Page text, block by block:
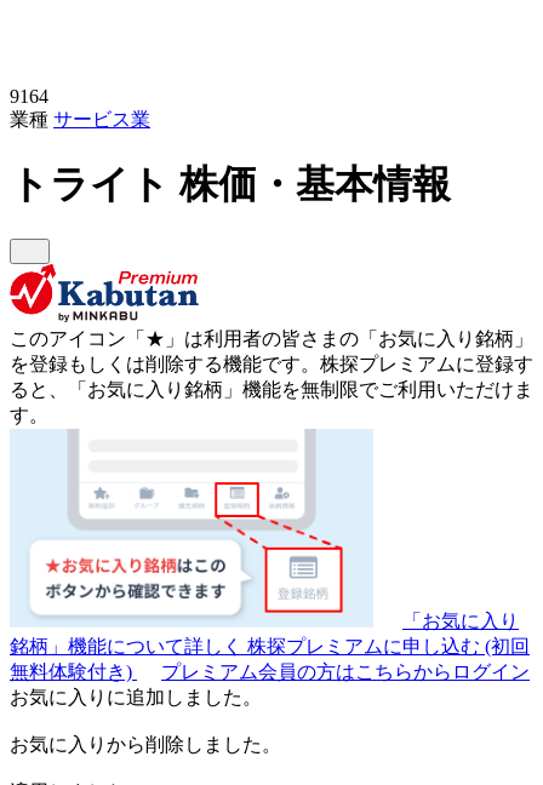
9164
業種 サービス業
トライト株価・基本情報
このアイコン 「★」 は利用者の皆さまの 「お気に入り銘柄」
を登録もしくは削除する機能です。 株探プレミアムに登録す
ると、「お気に入り銘柄」機能を無制限でご利用いただけま
す。
「お気に入り
銘柄」機能について詳しく 株探プレミアムに申し込む (初回
無料体験付き)
プレミアム会員の方はこちらからログイン
お気に入りに追加しました。
お気に入りから削除しました。